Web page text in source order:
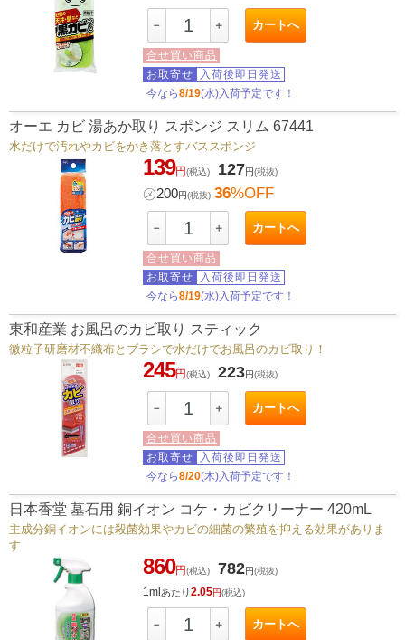
－ ＋ カートへ
合せ買い商品
お取寄せ
入荷後即日発送
今なら8/19(水)入荷予定です！
オーエ カビ 湯あか取り スポンジ スリム 67441
水だけで汚れやカビをかき落とすバススポンジ
139円(税込) 127円(税抜)
㋱200円(税抜) 36%OFF
－ ＋ カートへ
合せ買い商品
お取寄せ
入荷後即日発送
今なら8/19(水)入荷予定です！
東和産業 お風呂のカビ取り スティック
微粒子研磨材不織布とブラシで水だけでお風呂のカビ取り！
245円(税込) 223円(税抜)
－ ＋ カートへ
合せ買い商品
お取寄せ
入荷後即日発送
今なら8/20(木)入荷予定です！
日本香堂 墓石用 銅イオン コケ・カビクリーナー 420mL
主成分銅イオンには殺菌効果やカビの細菌の繁殖を抑える効果がありま
す
860円(税込) 782円(税抜)
1ml あたり2.05円(税込)
－ ＋ カートへ